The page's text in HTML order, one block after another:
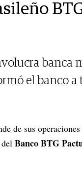
banca
el banco a
de sus
Banco BTG